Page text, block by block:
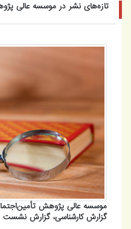
تازه‌های نشر در موسسه عالی
موسسه عالی پژوهش
گزارش کارشناسی، گزارش نشست